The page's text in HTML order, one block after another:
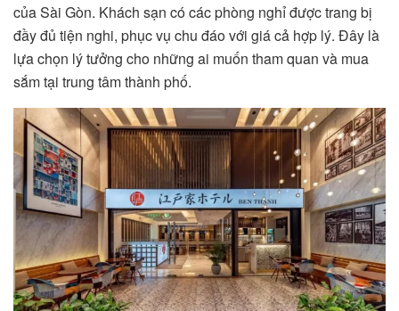
của Sài Gòn. Khách sạn có các phòng nghỉ được trang bị
đầy đủ tiện nghi, phục vụ chu đáo với giá cả hợp lý. Đây là
lựa chọn lý tưởng cho những ai muốn tham quan và mua
sắm tại trung tâm thành phố.